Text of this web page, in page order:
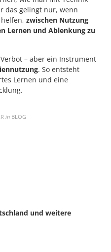
das gelingt nur, wenn
helfen,zwischen Nutzung
Lernen und Ablenkung zu
– aber ein Instrument
. So entsteht
Lernen und eine
in BLOG
und weitere